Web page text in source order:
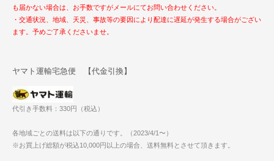
も届かない場合は、お手数ですがメールにてお問い合わせください。
・交通状況、地域、天災、事故等の要因により配達に遅延が発生する場合がござい
ます。予めご了承くださいませ。
ヤマト運輸宅急便 【代金引換】
代引き手数料：330円（税込）
各地域ごとの送料は以下の通りです。（2023/4/1〜）
※お買上げ総額が税込10,000円以上の場合、送料無料とさせて頂きます。